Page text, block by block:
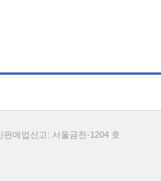
매업신고: 서울금천-1204 호